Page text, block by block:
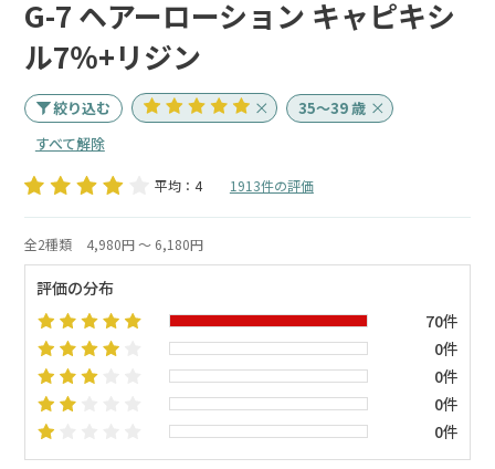
G-7 ヘアーローション キャピキシ
ル7％+リジン
絞り込む
35～39 歳
すべて解除
平均：4 1913件の評価
全2種類 4,980円 ～ 6,180円
評価の分布
70件
0件
0件
0件
0件